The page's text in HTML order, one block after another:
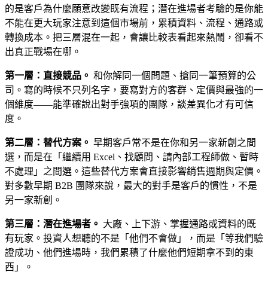
的是客戶為什麼願意改變既有流程；潛在進場者考驗的是你能
不能在更大玩家注意到這個市場前，累積資料、流程、通路或
轉換成本。把三層混在一起，會讓比較表看起來熱鬧，卻看不
出真正戰場在哪。
第一層：直接競品。 和你解同一個問題、搶同一筆預算的公
司。寫的時候不只列名字，要寫對方的客群、定價與最強的一
個維度——能準確說出對手強項的團隊，談差異化才有可信
度。
第二層：替代方案。 早期客戶常不是在你和另一家新創之間
選，而是在「繼續用 Excel、找顧問、請內部工程師做、暫時
不處理」之間選。這些替代方案會直接影響銷售週期與定價。
對多數早期 B2B 團隊來說，最大的對手是客戶的慣性，不是
另一家新創。
第三層：潛在進場者。 大廠、上下游、掌握通路或資料的既
有玩家。投資人想聽的不是「他們不會做」，而是「等我們驗
證成功、他們進場時，我們累積了什麼他們短期拿不到的東
西」。